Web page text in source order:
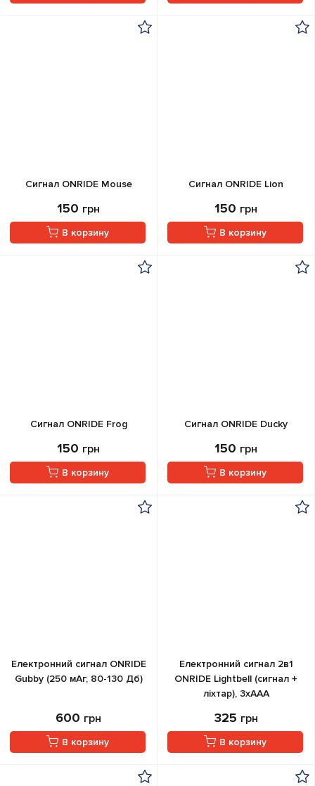
Сигнал ONRIDE Mouse
150 грн
В корзину
Сигнал ONRIDE Lion
150 грн
В корзину
Сигнал ONRIDE Frog
150 грн
В корзину
Сигнал ONRIDE Ducky
150 грн
В корзину
Електронний сигнал ONRIDE
Gubby (250 мАг, 80-130 Дб)
600 грн
В корзину
Електронний сигнал 2в1
ONRIDE Lightbell (сигнал +
ліхтар), 3xAAA
325 грн
В корзину